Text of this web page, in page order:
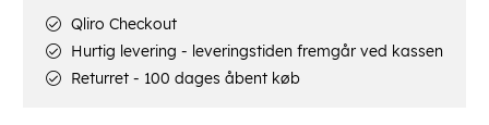
Qliro Checkout
Hurtig levering - leveringstiden fremgår ved kassen
Returret - 100 dages åbent køb